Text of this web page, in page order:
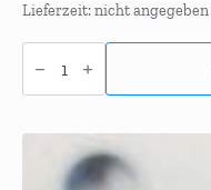
Lieferzeit: nicht angegeben
Clarinet
Stories